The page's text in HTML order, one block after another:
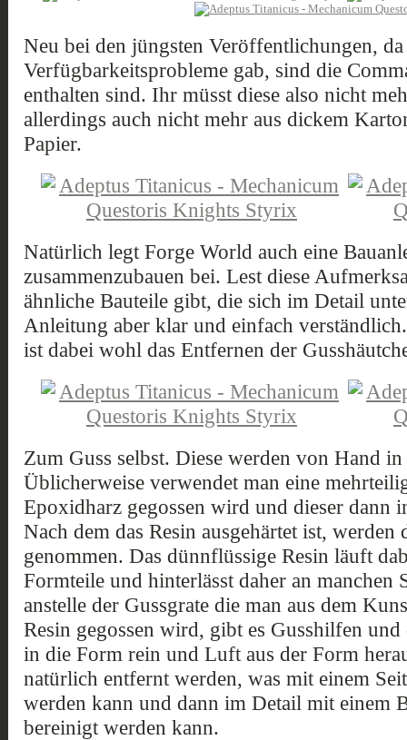
Neu bei den jüngsten Veröffentlichungen, da
Verfügbarkeitsprobleme gab, sind die
enthalten sind. Ihr müsst diese also nicht
allerdings auch nicht mehr aus dickem
Papier.
Natürlich legt Forge World auch eine
zusammenzubauen bei. Lest diese
ähnliche Bauteile gibt, die sich im Detail
Anleitung aber klar und einfach
ist dabei wohl das Entfernen der
Zum Guss selbst. Diese werden von Hand
Üblicherweise verwendet man eine
Epoxidharz gegossen wird und dieser dann
Nach dem das Resin ausgehärtet ist, werden
genommen. Das dünnflüssige Resin läuft
Formteile und hinterlässt daher an manchen
anstelle der Gussgrate die man aus dem
Resin gegossen wird, gibt es Gusshilfen
in die Form rein und Luft aus der Form
natürlich entfernt werden, was mit einem
werden kann und dann im Detail mit einem
bereinigt werden kann.